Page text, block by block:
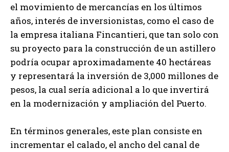
el movimiento de mercancías en los últimos
años, interés de inversionistas, como el caso de
la empresa italiana Fincantieri, que tan solo con
su proyecto para la construcción de un astillero
podría ocupar aproximadamente 40 hectáreas
y representará la inversión de 3,000 millones de
pesos, la cual sería adicional a lo que invertirá
en la modernización y ampliación del Puerto.
En términos generales, este plan consiste en
incrementar el calado, el ancho del canal de